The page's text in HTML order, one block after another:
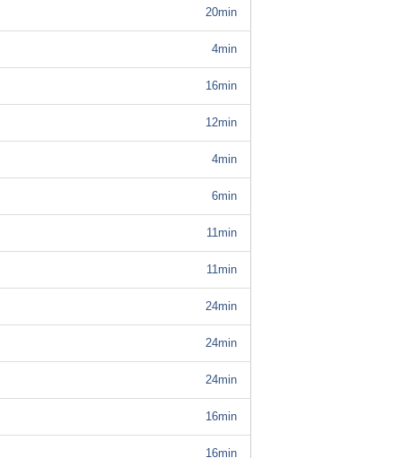
20min
4min
16min
12min
4min
6min
11min
11min
24min
24min
24min
16min
16min